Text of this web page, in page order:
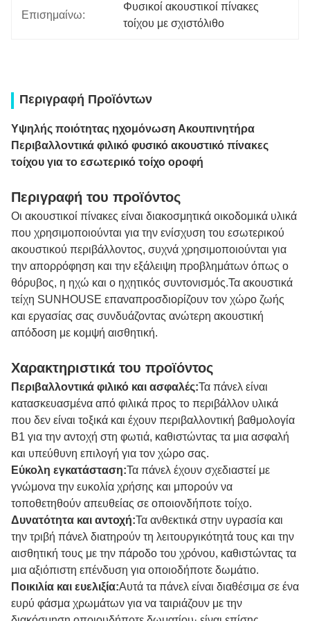
Επισημαίνω:
Φυσικοί ακουστικοί πίνακες
τοίχου με σχιστόλιθο
Περιγραφή Προϊόντων
Υψηλής ποιότητας ηχομόνωση Ακουπινητήρα
Περιβαλλοντικά φιλικό φυσικό ακουστικό πίνακες
τοίχου για το εσωτερικό τοίχο οροφή
Περιγραφή του προϊόντος
Οι ακουστικοί πίνακες είναι διακοσμητικά οικοδομικά υλικά
που χρησιμοποιούνται για την ενίσχυση του εσωτερικού
ακουστικού περιβάλλοντος, συχνά χρησιμοποιούνται για
την απορρόφηση και την εξάλειψη προβλημάτων όπως ο
θόρυβος, η ηχώ και ο ηχητικός συντονισμός.Τα ακουστικά
τείχη SUNHOUSE επαναπροσδιορίζουν τον χώρο ζωής
και εργασίας σας συνδυάζοντας ανώτερη ακουστική
απόδοση με κομψή αισθητική.
Χαρακτηριστικά του προϊόντος
Περιβαλλοντικά φιλικό και ασφαλές:Τα πάνελ είναι
κατασκευασμένα από φιλικά προς το περιβάλλον υλικά
που δεν είναι τοξικά και έχουν περιβαλλοντική βαθμολογία
Β1 για την αντοχή στη φωτιά, καθιστώντας τα μια ασφαλή
και υπεύθυνη επιλογή για τον χώρο σας.
Εύκολη εγκατάσταση:Τα πάνελ έχουν σχεδιαστεί με
γνώμονα την ευκολία χρήσης και μπορούν να
τοποθετηθούν απευθείας σε οποιονδήποτε τοίχο.
Δυνατότητα και αντοχή:Τα ανθεκτικά στην υγρασία και
την τριβή πάνελ διατηρούν τη λειτουργικότητά τους και την
αισθητική τους με την πάροδο του χρόνου, καθιστώντας τα
μια αξιόπιστη επένδυση για οποιοδήποτε δωμάτιο.
Ποικιλία και ευελιξία:Αυτά τα πάνελ είναι διαθέσιμα σε ένα
ευρύ φάσμα χρωμάτων για να ταιριάζουν με την